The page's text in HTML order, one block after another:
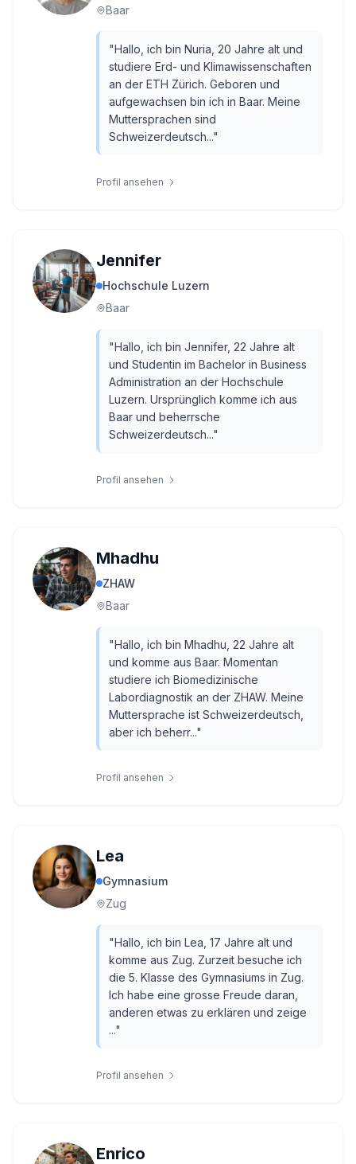
Baar
"Hallo, ich bin Nuria, 20 Jahre alt und
studiere Erd- und Klimawissenschaften
an der ETH Zürich. Geboren und
aufgewachsen bin ich in Baar. Meine
Muttersprachen sind
Schweizerdeutsch..."
Profil ansehen
Jennifer
Hochschule Luzern
Baar
"Hallo, ich bin Jennifer, 22 Jahre alt
und Studentin im Bachelor in Business
Administration an der Hochschule
Luzern. Ursprünglich komme ich aus
Baar und beherrsche
Schweizerdeutsch..."
Profil ansehen
Mhadhu
ZHAW
Baar
"Hallo, ich bin Mhadhu, 22 Jahre alt
und komme aus Baar. Momentan
studiere ich Biomedizinische
Labordiagnostik an der ZHAW. Meine
Muttersprache ist Schweizerdeutsch,
aber ich beherr..."
Profil ansehen
Lea
Gymnasium
Zug
"Hallo, ich bin Lea, 17 Jahre alt und
komme aus Zug. Zurzeit besuche ich
die 5. Klasse des Gymnasiums in Zug.
Ich habe eine grosse Freude daran,
anderen etwas zu erklären und zeige
..."
Profil ansehen
Enrico